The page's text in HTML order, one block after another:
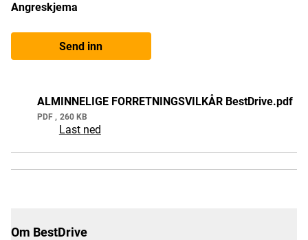
Angreskjema
Send inn
ALMINNELIGE FORRETNINGSVILKÅR BestDrive.pdf
PDF 260 KB
Last ned
Om BestDrive